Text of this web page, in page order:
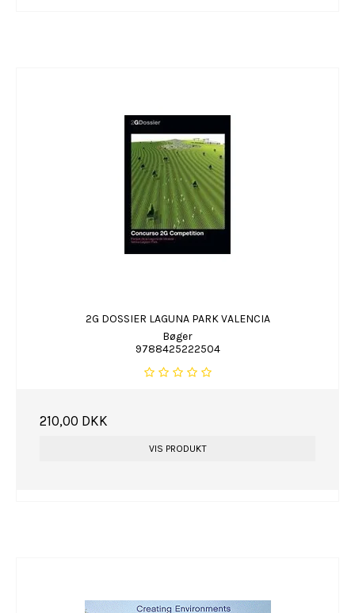
2G DOSSIER LAGUNA PARK VALENCIA
Bøger
9788425222504
210,00 DKK
VIS PRODUKT